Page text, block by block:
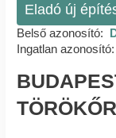
Eladó új
Belső azonosító:
Ingatlan azonosító: